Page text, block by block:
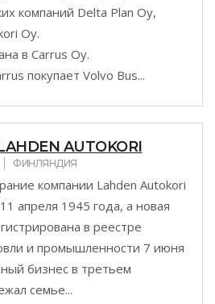
компаний Delta Plan Oy,
Oy.
в Carrus Oy.
покупает Volvo Bus...
AUTOKORI
ФИНЛЯНДИЯ
компании Lahden Autokori
апреля 1945 года, а новая
в реестре
и промышленности 7 июня
бизнес в третьем
семье...